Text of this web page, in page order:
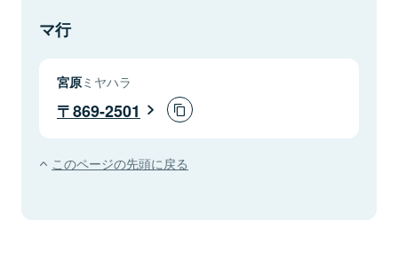
マ行
宮原ミヤハラ
869-2501
このページの先頭に戻る